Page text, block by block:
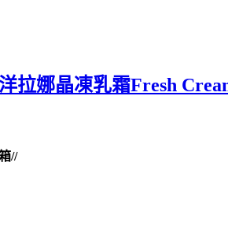
拉娜晶凍乳霜Fresh
//